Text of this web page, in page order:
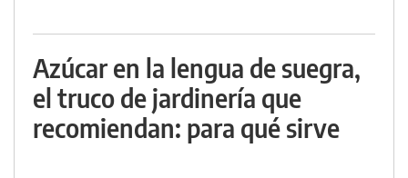
Azúcar en la lengua de suegra,
el truco de jardinería que
recomiendan: para qué sirve